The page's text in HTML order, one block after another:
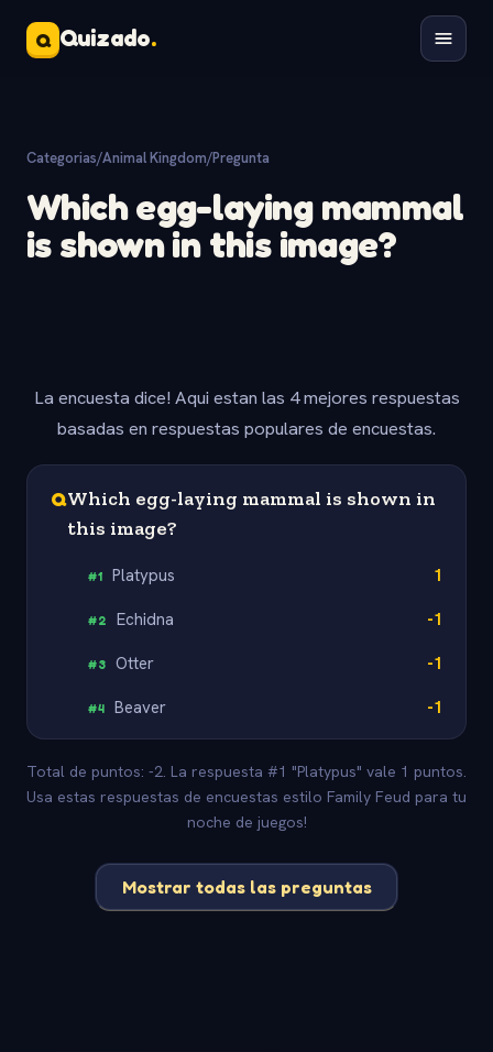
Q Quizado.
Categorias/Animal Kingdom/Pregunta
Which egg-laying mammal
is shown in this image?
La encuesta dice! Aqui estan las 4 mejores respuestas
basadas en respuestas populares de encuestas.
QWhich egg-laying mammal is shown in
this image?
#1 Platypus 1
#2 Echidna -1
#3 Otter -1
#4 Beaver -1
Total de puntos: -2. La respuesta #1 "Platypus" vale 1 puntos.
Usa estas respuestas de encuestas estilo Family Feud para tu
noche de juegos!
Mostrar todas las preguntas